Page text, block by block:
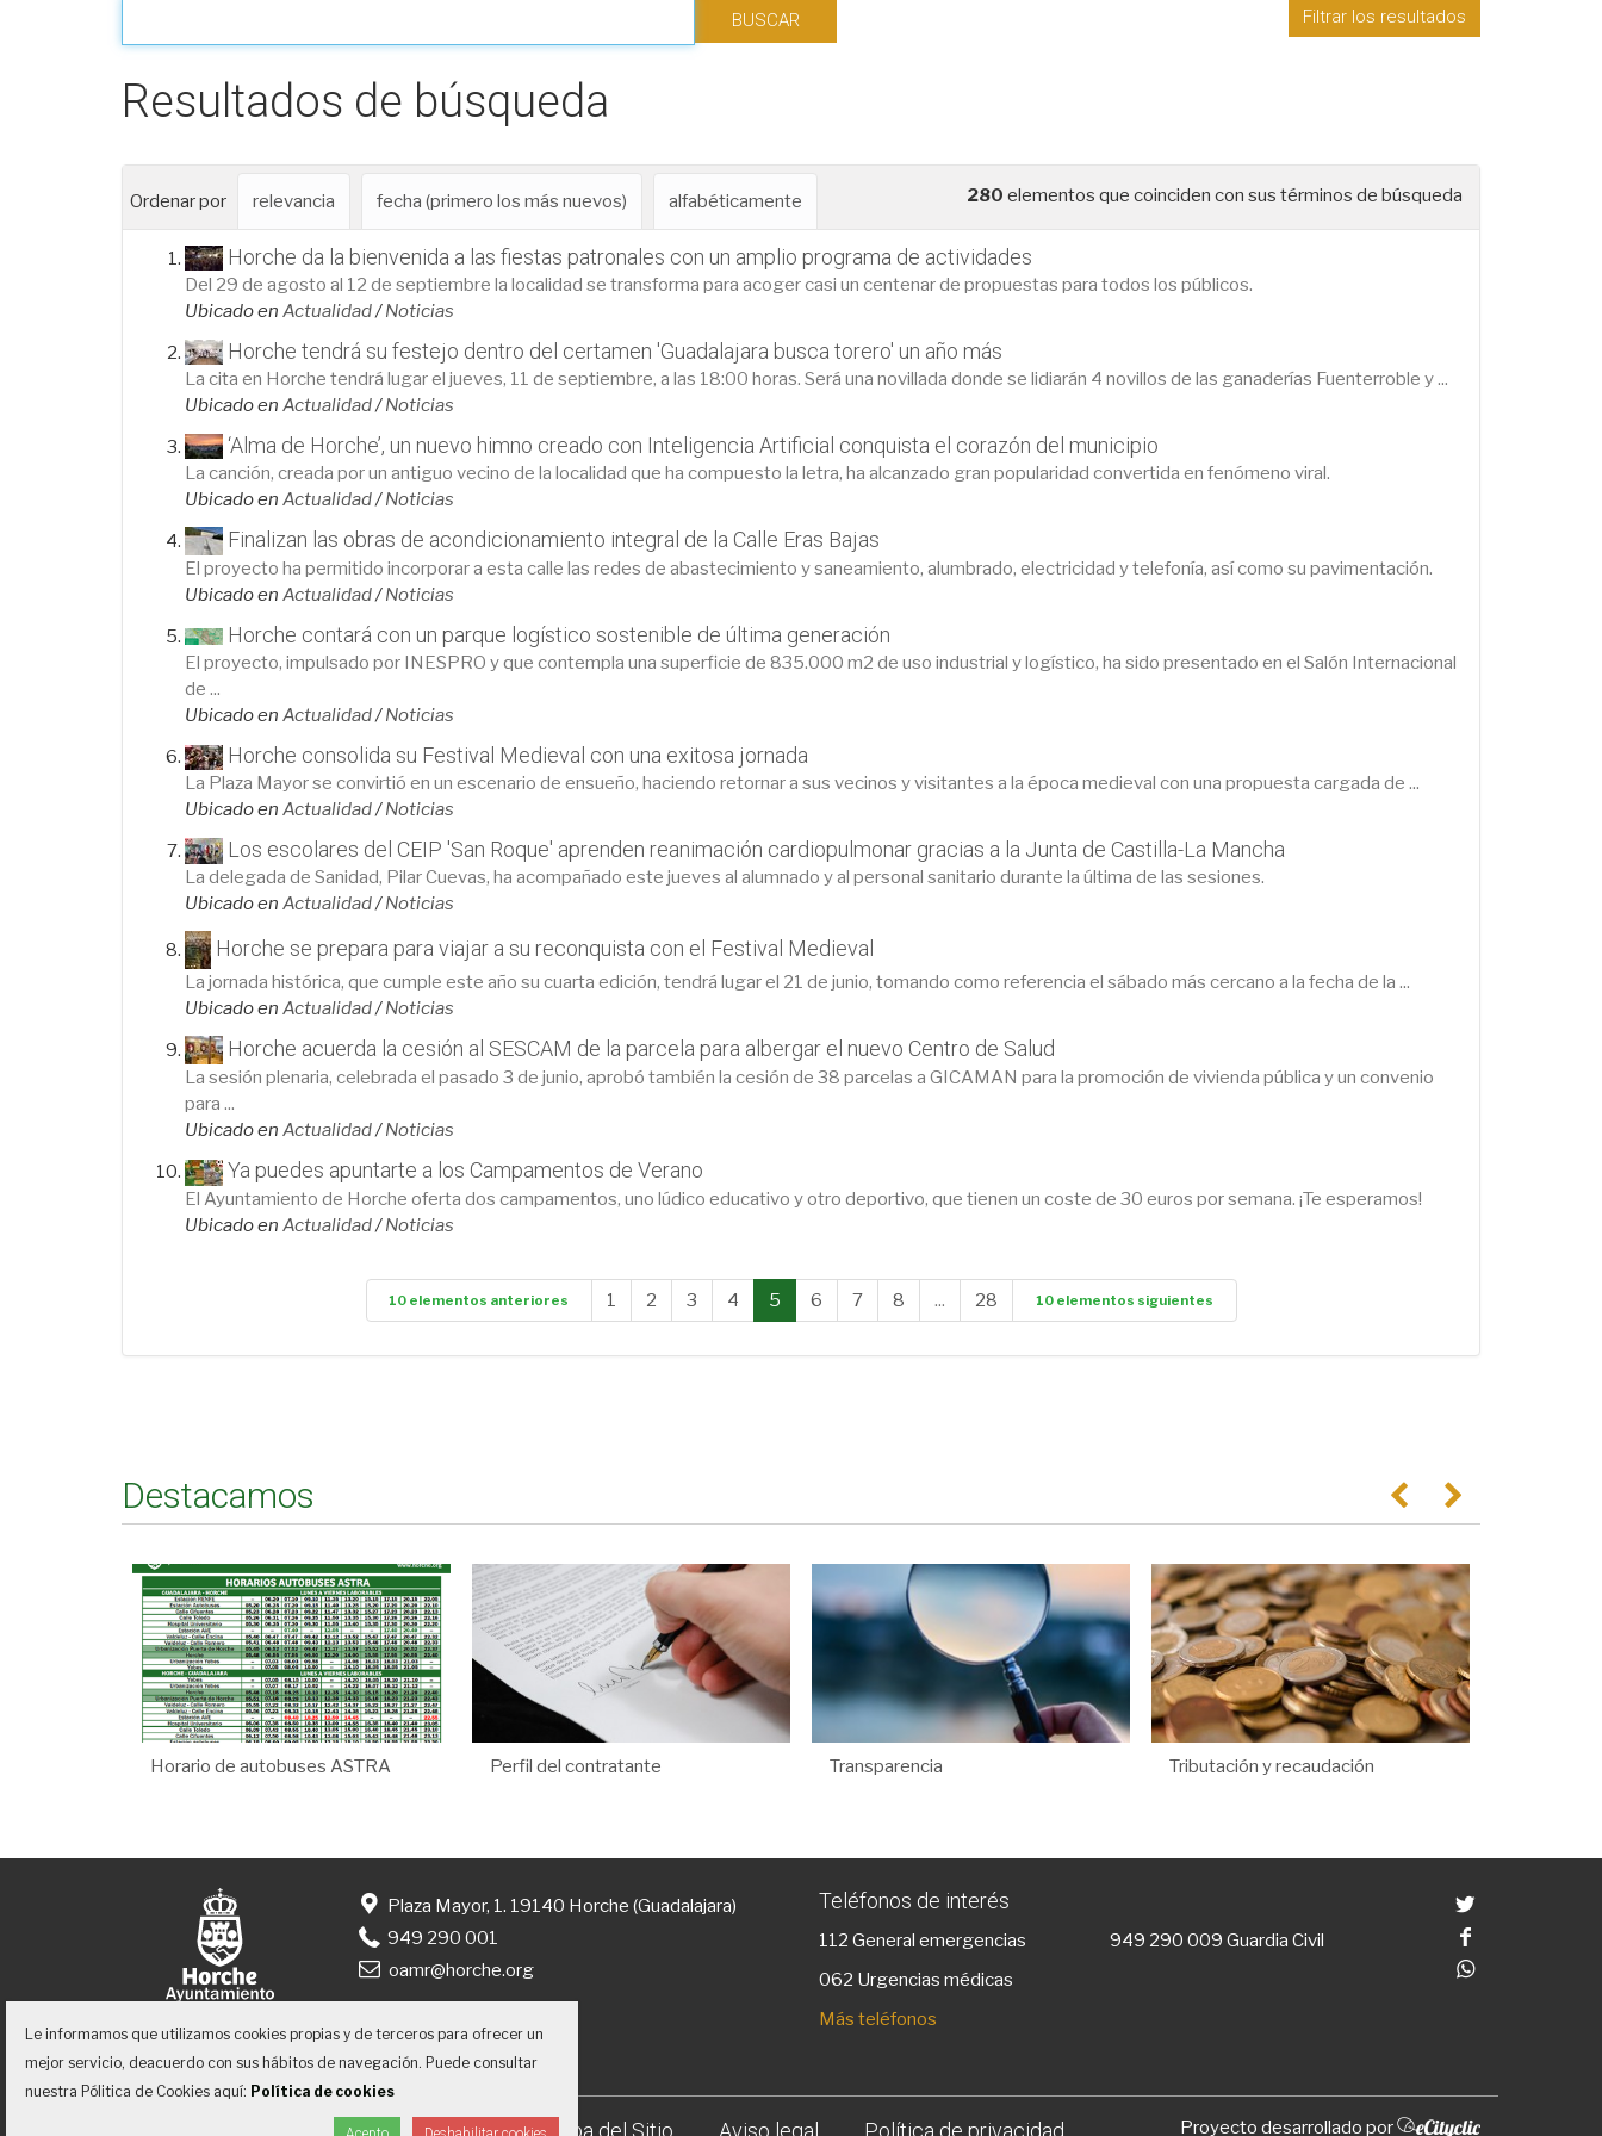
Filtrar los resultados
Resultados de búsqueda
280 elementos que coinciden con sus términos de búsqueda
Ordenar por relevancia fecha (primero los más nuevos) alfabéticamente
Horche da la bienvenida a las fiestas patronales con un amplio programa de actividades
Del 29 de agosto al 12 de septiembre la localidad se transforma para acoger casi un centenar de propuestas para todos los públicos.
Ubicado en Actualidad/Noticias
Horche tendrá su festejo dentro del certamen 'Guadalajara busca torero' un año más
La cita en Horche tendrá lugar el jueves, 11 de septiembre, a las 18:00 horas. Será una novillada donde se lidiarán 4 novillos de las ganaderías Fuenterroble y ...
Ubicado en Actualidad/Noticias
‘Alma de Horche’, un nuevo himno creado con Inteligencia Artificial conquista el corazón del municipio
La canción, creada por un antiguo vecino de la localidad que ha compuesto la letra, ha alcanzado gran popularidad convertida en fenómeno viral.
Ubicado en Actualidad/Noticias
Finalizan las obras de acondicionamiento integral de la Calle Eras Bajas
El proyecto ha permitido incorporar a esta calle las redes de abastecimiento y saneamiento, alumbrado, electricidad y telefonía, así como su pavimentación.
Ubicado en Actualidad/Noticias
Horche contará con un parque logístico sostenible de última generación
El proyecto, impulsado por INESPRO y que contempla una superficie de 835.000 m2 de uso industrial y logístico, ha sido presentado en el Salón Internacional
de ...
Ubicado en Actualidad/Noticias
Horche consolida su Festival Medieval con una exitosa jornada
La Plaza Mayor se convirtió en un escenario de ensueño, haciendo retornar a sus vecinos y visitantes a la época medieval con una propuesta cargada de ...
Ubicado en Actualidad/Noticias
Los escolares del CEIP 'San Roque' aprenden reanimación cardiopulmonar gracias a la Junta de Castilla-La Mancha
La delegada de Sanidad, Pilar Cuevas, ha acompañado este jueves al alumnado y al personal sanitario durante la última de las sesiones.
Ubicado en Actualidad/Noticias
Horche se prepara para viajar a su reconquista con el Festival Medieval
La jornada histórica, que cumple este año su cuarta edición, tendrá lugar el 21 de junio, tomando como referencia el sábado más cercano a la fecha de la ...
Ubicado en Actualidad/Noticias
Horche acuerda la cesión al SESCAM de la parcela para albergar el nuevo Centro de Salud
La sesión plenaria, celebrada el pasado 3 de junio, aprobó también la cesión de 38 parcelas a GICAMAN para la promoción de vivienda pública y un convenio
para ...
Ubicado en Actualidad/Noticias
Ya puedes apuntarte a los Campamentos de Verano
El Ayuntamiento de Horche oferta dos campamentos, uno lúdico educativo y otro deportivo, que tienen un coste de 30 euros por semana. ¡Te esperamos!
Ubicado en Actualidad/Noticias
10 elementos anteriores 1 2 3 4 5 6 7 8 ... 28 10 elementos siguientes
Destacamos Anterior
Horario de autobuses ASTRA Perfil del contratante Transparencia Tributación y recaudación
Plaza Mayor, 1. 19140 Horche (Guadalajara)
949 290 001
oamr@horche.org
Teléfonos de interés
112 General emergencias 949 290 009 Guardia Civil
062 Urgencias médicas
Más teléfonos
Accesibilidad Mapa del Sitio Aviso legal Política de privacidad Proyecto desarrollado por
Le informamos que utilizamos cookies propias y de terceros para ofrecer un
mejor servicio, deacuerdo con sus hábitos de navegación. Puede consultar
nuestra Pólitica de Cookies aquí: Política de cookies